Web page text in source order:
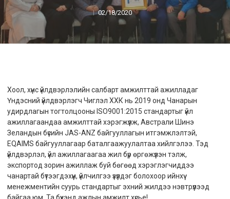
02/18/2020
Хоол, хүнс үйлдвэрлэлийн салбарт амжилттай ажилладаг
Үндэсний үйлдвэрлэгч Чиглэл ХХК нь 2019 онд Чанарын
удирдлагын тогтолцооны ISO9001:2015 стандартыг үйл
ажиллагаандаа амжилттай хэрэгжүүлж, Австрали Шинэ
Зеландын бүсийн JAS-ANZ байгууллагын итгэмжлэлтэй,
EQAIMS байгууллагаар баталгаажуулалтаа хийлгэлээ. Тэд
үйлдвэрлэл, үйл ажиллагаагаа жил бүр өргөжүүлэн тэлж,
экспортод зорин ажиллаж буй бөгөөд хэрэглэгчиддээ
чанартай бүтээгдэхүүн, үйлчилгээ үзүүлдэг болохоор ийнхүү
менежментийн суурь стандартыг эхний жилдээ нэвтрүүлээд